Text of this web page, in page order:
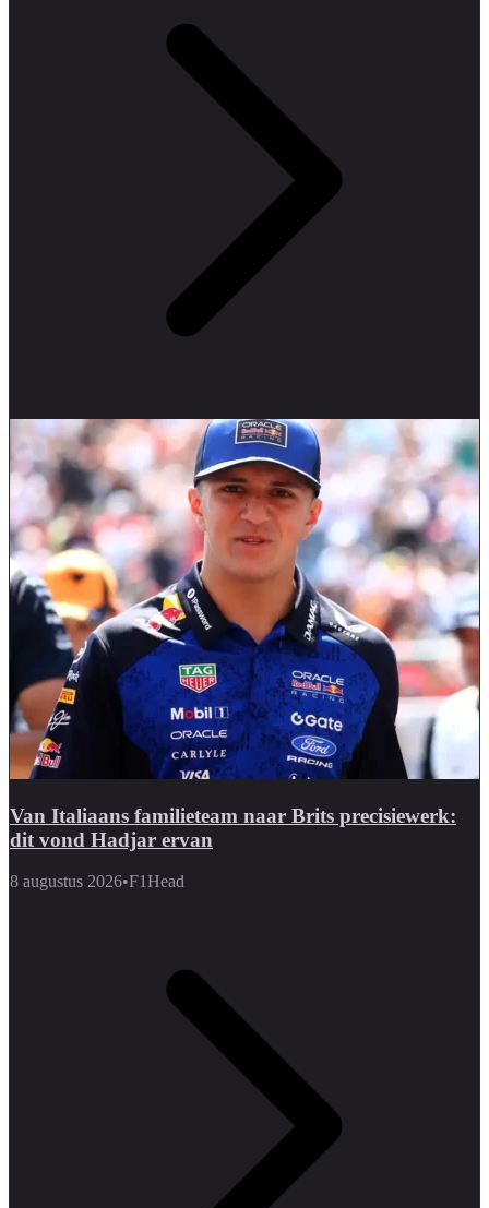
Van Italiaans familieteam naar Brits precisiewerk:
dit vond Hadjar ervan
8 augustus 2026•F1Head